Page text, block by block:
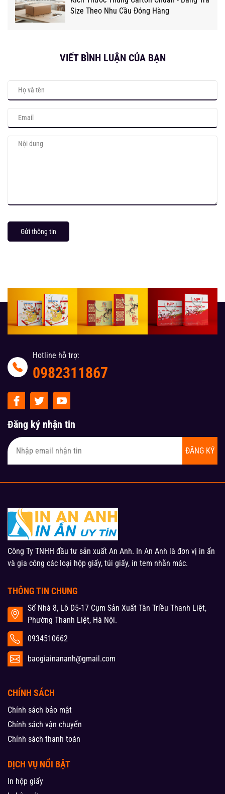
Size Theo Nhu Cầu Đóng Hàng
VIẾT BÌNH LUẬN CỦA BẠN
Gửi thông tin
Hotline hỗ trợ:
0982311867
Đăng ký nhận tin
ĐĂNG KÝ
Công Ty TNHH đầu tư sản xuất An Anh. In An Anh là đơn vị in ấn
và gia công các loại hộp giấy, túi giấy, in tem nhãn mác.
THÔNG TIN CHUNG
Số Nhà 8, Lô D5-17 Cụm Sản Xuất Tân Triều Thanh Liệt,
Phường Thanh Liệt, Hà Nội.
0934510662
baogiainananh@gmail.com
CHÍNH SÁCH
Chính sách bảo mật
Chính sách vận chuyển
Chính sách thanh toán
DỊCH VỤ NỔI BẬT
In hộp giấy